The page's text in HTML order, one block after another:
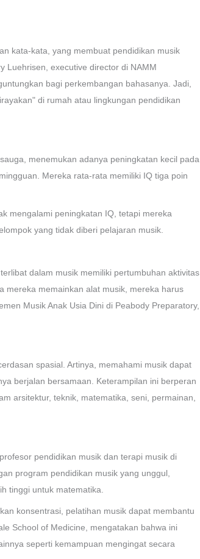
kata-kata, yang membuat pendidikan musik
Luehrisen, executive director di NAMM
bagi perkembangan bahasanya. Jadi,
di rumah atau lingkungan pendidikan
menemukan adanya peningkatan kecil pada
Mereka rata-rata memiliki IQ tiga poin
mengalami peningkatan IQ, tetapi mereka
yang tidak diberi pelajaran musik.
dalam musik memiliki pertumbuhan aktivitas
mereka memainkan alat musik, mereka harus
Musik Anak Usia Dini di Peabody Preparatory,
spasial. Artinya, memahami musik dapat
berjalan bersamaan. Keterampilan ini berperan
arsitektur, teknik, matematika, seni, permainan,
pendidikan musik dan terapi musik di
program pendidikan musik yang unggul,
tinggi untuk matematika.
konsentrasi, pelatihan musik dapat membantu
School of Medicine, mengatakan bahwa ini
seperti kemampuan mengingat secara